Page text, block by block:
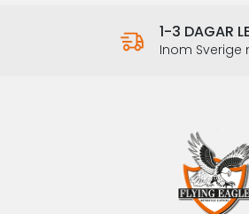
1-3 DAGAR
Inom Sverige